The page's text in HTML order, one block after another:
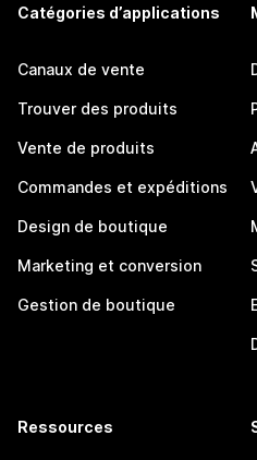
Catégories d’applications
Canaux de vente
Trouver des produits
Vente de produits
Commandes et expéditions
Design de boutique
Marketing et conversion
Gestion de boutique
Ressources